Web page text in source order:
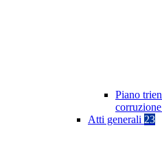
Piano
Atti generali 23